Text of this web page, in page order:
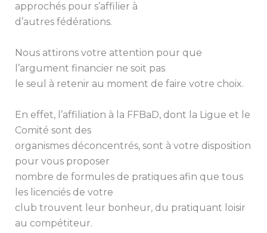
approchés pour s’affilier à
d’autres fédérations.
Nous attirons votre attention pour que
l’argument financier ne soit pas
le seul à retenir au moment de faire votre choix.
En effet, l’affiliation à la FFBaD, dont la Ligue et le
Comité sont des
organismes déconcentrés, sont à votre disposition
pour vous proposer
nombre de formules de pratiques afin que tous
les licenciés de votre
club trouvent leur bonheur, du pratiquant loisir
au compétiteur.